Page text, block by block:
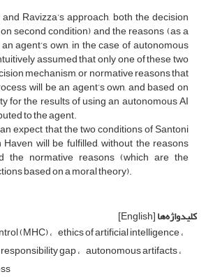
Ravizza’s approach, both the decision
second condition) and the reasons (as a
agent’s own, in the case of autonomous
assumed that only one of these two
mechanism, or normative reasons that
will be an agent’s own, and based on
for the results of using an autonomous AI
to the agent.
expect that the two conditions of Santoni
will be fulfilled, without the reasons
the normative reasons (which are the
based on a moral theory).
کلیدواژه‌ها[English]
(MHC) ethics of artificial intelligence
responsibility gap autonomous artifacts